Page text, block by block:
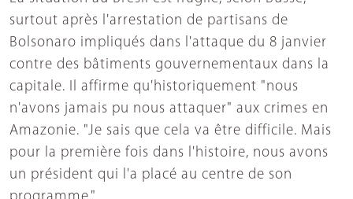
surtout après l'arrestation de partisans de
Bolsonaro impliqués dans l'attaque du 8 janvier
contre des bâtiments gouvernementaux dans la
capitale. Il affirme qu'historiquement "nous
n'avons jamais pu nous attaquer" aux crimes en
Amazonie. "Je sais que cela va être difficile. Mais
pour la première fois dans l'histoire, nous avons
un président qui l'a placé au centre de son